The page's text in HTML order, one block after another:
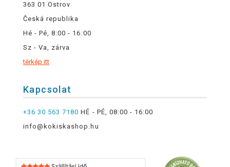
363 01 Ostrov
Česká republika
Hé - Pé, 8:00 - 16:00
Sz - Va, zárva
térkép itt
Kapcsolat
+36 30 563 7180 HÉ - PÉ, 08:00 - 16:00
info@kokiskashop.hu